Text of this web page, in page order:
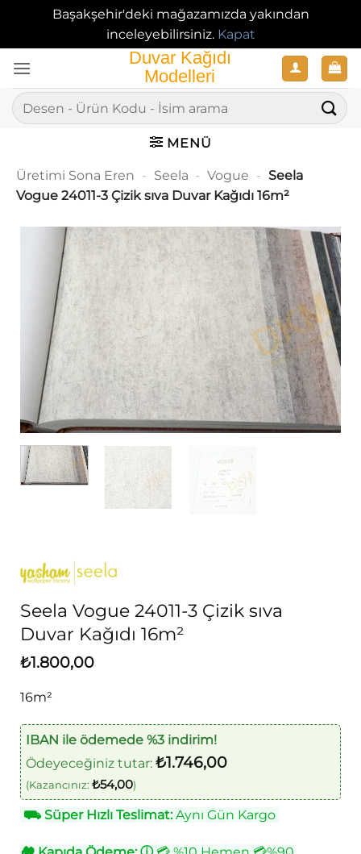
Başakşehir'deki mağazamızda yakından
inceleyebilirsiniz. Kapat
atla
Ara:
MENÜ
Üretimi Sona Eren - Seela - Vogue - Seela
Vogue 24011-3 Çizik sıva Duvar Kağıdı 16m²
Seela Vogue 24011-3 Çizik sıva
Duvar Kağıdı 16m²
₺1.800,00
16m²
IBAN ile ödemede %3 indirim!
Ödeyeceğiniz tutar: ₺1.746,00
(Kazancınız: ₺54,00)
⛟Süper Hızlı Teslimat:Aynı Gün Kargo